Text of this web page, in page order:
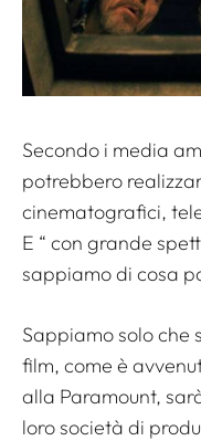
Secondo i media
potrebbero
cinematografici,
E “ con grande
sappiamo di cosa
Sappiamo solo che
film, come è
alla Paramount,
loro società di